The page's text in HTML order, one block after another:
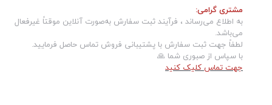
مشتری گرامی:
به اطلاع می‌رساند ، فرآیند ثبت سفارش به‌صورت آنلاین موقتاً غیرفعال
می‌باشد.
لطفاً جهت ثبت سفارش با پشتیبانی فروش تماس حاصل فرمایید.
با سپاس از صبوری شما 🙏
جهت تماس کلیک کنید